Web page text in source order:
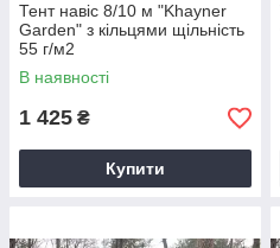
Тент навіс 8/10 м "Khayner
Garden" з кільцями щільність
55 г/м2
В наявності
1 425 ₴
Купити